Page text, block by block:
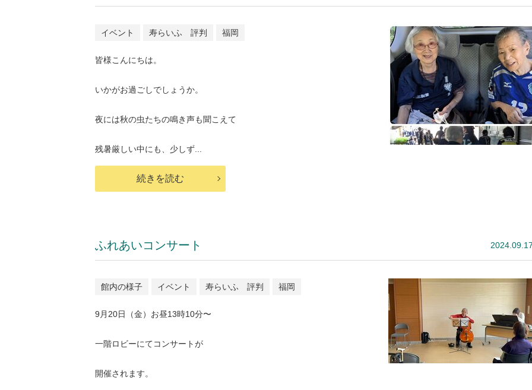
イベント 寿らいふ 評判 福岡
皆様こんにちは。
いかがお過ごしでしょうか。
夜には秋の虫たちの鳴き声も聞こえて
残暑厳しい中にも、少しず...
続きを読む
ふれあいコンサート
館内の様子 イベント 寿らいふ 評判 福岡
9月20日（金）お昼13時10分〜
一階ロビーにてコンサートが
開催されます。